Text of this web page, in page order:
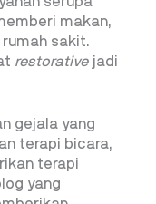
makan,
sakit.
restorativejadi
gejala yang
terapi bicara,
terapi
yang